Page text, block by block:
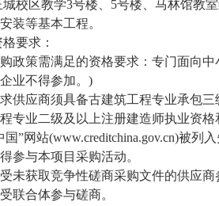
校区教学3号楼、5号楼、马林馆教
装等基本工程。
要求：
政策需满足的资格要求：专门面向
业不得参加。)
供应商须具备古建筑工程专业承包
专业二级及以上注册建造师执业资格
国”网站(www.creditchina.gov.cn)被
参与本项目采购活动。
未获取竞争性磋商采购文件的供应商
联合体参与磋商。